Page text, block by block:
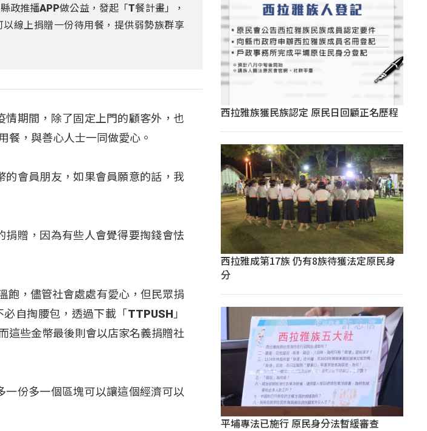
政推播APP做公益，發起「T餐計畫」，
線上捐贈一份待用餐，提供弱勢族群享
期間，除了固定上門的顧客外，也
餐，與善心人士一同做愛心。
會員朋友，如果會員願意的話，我
贈，因為有些人會覺得要掏錢會怯
飽，儘管社會處處有愛心，但民眾捐
自掏腰包，透過下載「TTPUSH」
這些金幣最後則會以店家名義捐贈社
份多一個區塊可以讓這個經濟可以
西拉雅族獲民族認定 原民日回顧正名歷程
西拉雅成第17族 仍有8族待獲法定原民身
分
平埔專法已施行 原民身分法暫緩審查